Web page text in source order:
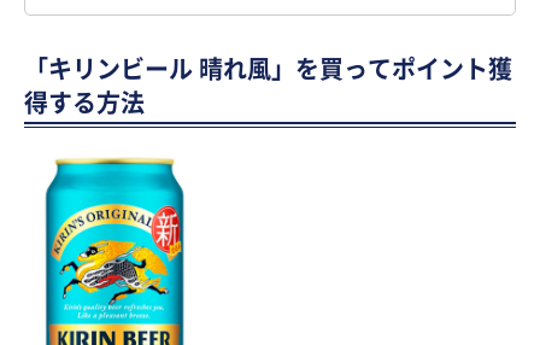
「キリンビール 晴れ風」を買ってポイント獲
得する方法